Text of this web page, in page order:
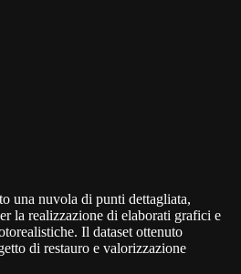
una nuvola di punti dettagliata,
la realizzazione di elaborati grafici e
Il dataset ottenuto
di restauro e valorizzazione